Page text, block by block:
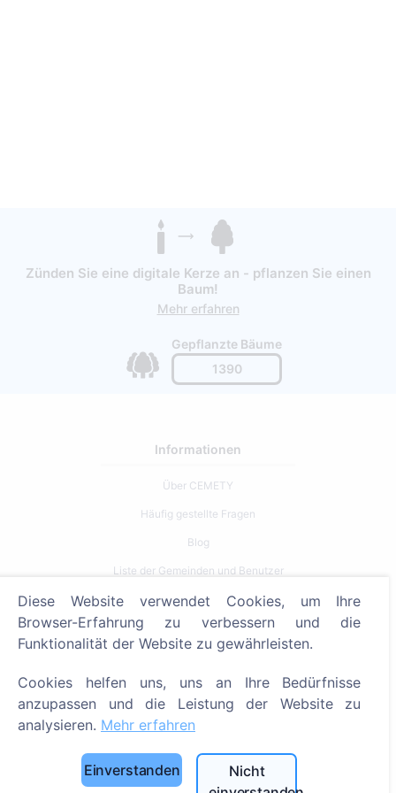
Zünden Sie eine digitale Kerze an - pflanzen Sie einen
Baum!
Mehr erfahren
Gepflanzte Bäume
1390
Informationen
Über CEMETY
Häufig gestellte Fragen
Blog
Liste der Gemeinden und Benutzer
Datenschutzrichtlinie
Zahlungsverfahren
Cookie-Einstellungen
Suche
Bestattete suchen
Friedhöfe suchen
Diese Website verwendet Cookies, um Ihre
Browser-Erfahrung zu verbessern und die
Funktionalität der Website zu gewährleisten.
Cookies helfen uns, uns an Ihre Bedürfnisse
anzupassen und die Leistung der Website zu
analysieren. Mehr erfahren
Einverstanden
Nicht